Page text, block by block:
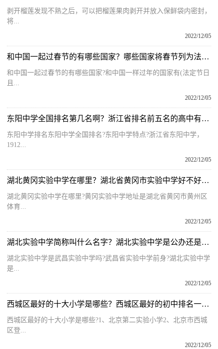
剥开榴莲发现不熟之后，可以把榴莲果肉剥开并放入保鲜袋内密封，
将...
2022/12/05
和中国一起过春节的有哪些国家？哪些国家将春节列为法定节假日？
和中国一起过春节的有哪些国家?和中国一样过年的国家有(法定节日
且...
2022/12/05
东阳中学全国排名第几名啊？浙江省排名前五名的高中有哪些学校？
东阳中学排名东阳中学全国排名?东阳中学特点?浙江省东阳中学，
1912...
2022/12/05
湖北黄冈实验中学在哪里？湖北省黄冈市实验中学好不好怎么样呢？
湖北黄冈实验中学在哪里?黄冈实验中学地址是湖北省黄冈市黄州区
体育...
2022/12/05
湖北实验中学简称叫什么名字？湖北实验中学是公办还是民办学校？
湖北实验中学是武昌实验中学吗?武昌省实验中学前身?湖北实验中学
是...
2022/12/05
西城区最好的十大小学是哪些？西城区最好的初中排名一览表是什么？
西城区最好的十大小学是哪些?1、北京第二实验小学2、北京市西城
区登...
2022/12/05